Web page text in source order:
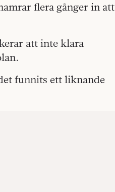
flera gånger in att
att inte klara
funnits ett liknande